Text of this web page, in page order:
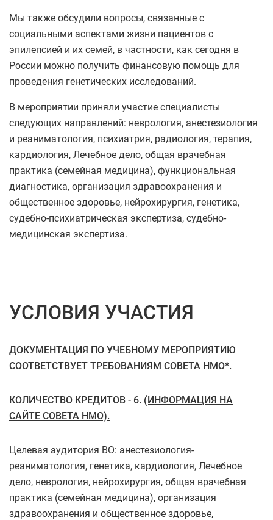
Мы также обсудили вопросы, связанные с
социальными аспектами жизни пациентов с
эпилепсией и их семей, в частности, как сегодня в
России можно получить финансовую помощь для
проведения генетических исследований.
В мероприятии приняли участие специалисты
следующих направлений: неврология, анестезиология
и реаниматология, психиатрия, радиология, терапия,
кардиология, Лечебное дело, общая врачебная
практика (семейная медицина), функциональная
диагностика, организация здравоохранения и
общественное здоровье, нейрохирургия, генетика,
судебно-психиатрическая экспертиза, судебно-
медицинская экспертиза.
УСЛОВИЯ УЧАСТИЯ
ДОКУМЕНТАЦИЯ ПО УЧЕБНОМУ МЕРОПРИЯТИЮ
СООТВЕТСТВУЕТ ТРЕБОВАНИЯМ СОВЕТА НМО*.
КОЛИЧЕСТВО КРЕДИТОВ - 6. (ИНФОРМАЦИЯ НА
САЙТЕ СОВЕТА НМО).
Целевая аудитория ВО: анестезиология-
реаниматология, генетика, кардиология, Лечебное
дело, неврология, нейрохирургия, общая врачебная
практика (семейная медицина), организация
здравоохранения и общественное здоровье,